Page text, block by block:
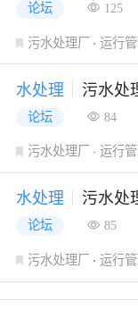
论坛 125
污水处理厂 运行
水处理 污水处
论坛 84
污水处理厂 运行
水处理 污水处
论坛 85
污水处理厂 运行